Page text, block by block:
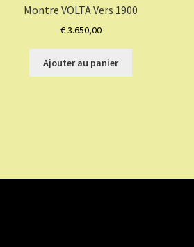
Montre VOLTA Vers 1900
€3.650,00
Ajouter au panier